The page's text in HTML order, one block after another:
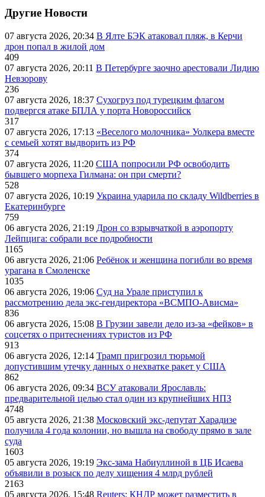
Другие Новости
07 августа 2026, 20:34 В Ялте БЭК атаковал пляж, в Керчи
дрон попал в жилой дом
409
07 августа 2026, 20:11 В Петербурге заочно арестовали Лидию
Невзорову
236
07 августа 2026, 18:37 Сухогруз под турецким флагом
подвергся атаке БПЛА у порта Новороссийск
317
07 августа 2026, 17:13 «Веселого молочника» Уолкера вместе
с семьей хотят выдворить из РФ
374
07 августа 2026, 11:20 США попросили РФ освободить
бывшего морпеха Гилмана: он при смерти?
528
07 августа 2026, 10:19 Украина ударила по складу Wildberries в
Екатеринбурге
759
06 августа 2026, 21:19 Дрон со взрывчаткой в аэропорту
Лейпцига: собрали все подробности
1165
06 августа 2026, 21:06 Ребёнок и женщина погибли во время
урагана в Смоленске
1035
06 августа 2026, 19:06 Суд на Урале приступил к
рассмотрению дела экс-гендиректора «ВСМПО-Ависма»
836
06 августа 2026, 15:08 В Грузии завели дело из-за «фейков» в
соцсетях о притеснениях туристов из РФ
913
06 августа 2026, 12:14 Трамп пригрозил тюрьмой
допустившим утечку данных о нехватке ракет у США
862
06 августа 2026, 09:34 ВСУ атаковали Ярославль:
предварительной целью стал один из крупнейших НПЗ
4748
05 августа 2026, 21:38 Московский экс-депутат Харадизе
получила 4 года колонии, но вышла на свободу прямо в зале
суда
1603
05 августа 2026, 19:19 Экс-зама Набиуллиной в ЦБ Исаева
объявили в розыск по делу хищения 4 млрд рублей
2163
05 августа 2026, 15:48 Reuters: КНДР может разместить в